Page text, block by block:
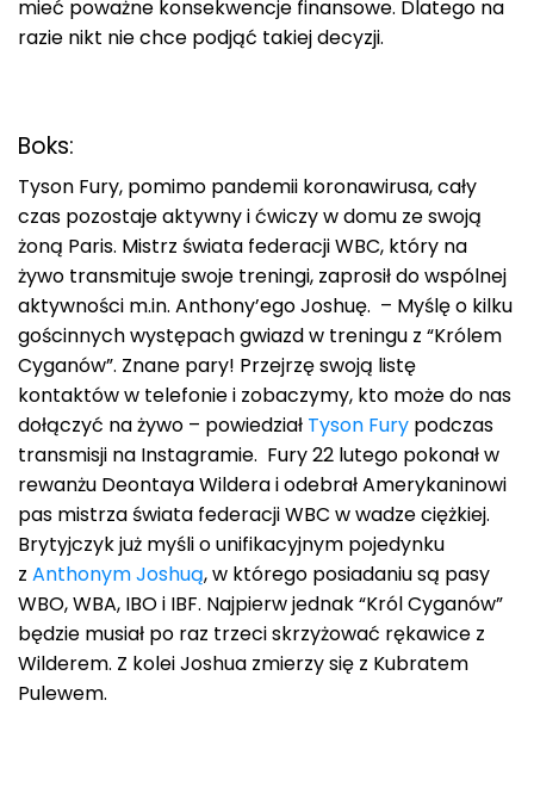
mieć poważne konsekwencje finansowe. Dlatego na
razie nikt nie chce podjąć takiej decyzji.
Boks:
Tyson Fury, pomimo pandemii koronawirusa, cały
czas pozostaje aktywny i ćwiczy w domu ze swoją
żoną Paris. Mistrz świata federacji WBC, który na
żywo transmituje swoje treningi, zaprosił do wspólnej
aktywności m.in. Anthony’ego Joshuę. – Myślę o kilku
gościnnych występach gwiazd w treningu z “Królem
Cyganów”. Znane pary! Przejrzę swoją listę
kontaktów w telefonie i zobaczymy, kto może do nas
dołączyć na żywo – powiedział Tyson Fury podczas
transmisji na Instagramie. Fury 22 lutego pokonał w
rewanżu Deontaya Wildera i odebrał Amerykaninowi
pas mistrza świata federacji WBC w wadze ciężkiej.
Brytyjczyk już myśli o unifikacyjnym pojedynku
z Anthonym Joshuą, w którego posiadaniu są pasy
WBO, WBA, IBO i IBF. Najpierw jednak “Król Cyganów”
będzie musiał po raz trzeci skrzyżować rękawice z
Wilderem. Z kolei Joshua zmierzy się z Kubratem
Pulewem.